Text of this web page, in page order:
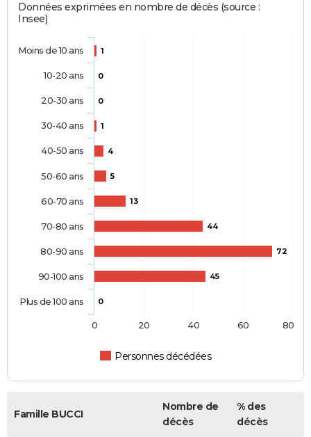
Données exprimées en nombre de décès (source :
Insee)
1
0
0
1
4
5
13
44
72
45
0
Personnes décédées
Moins de 10 ans
10-20 ans
20-30 ans
30-40 ans
40-50 ans
50-60 ans
60-70 ans
70-80 ans
80-90 ans
90-100 ans
Plus de 100 ans
0 20 40 60 80
Famille BUCCI
Nombre de
décès
% des
décès